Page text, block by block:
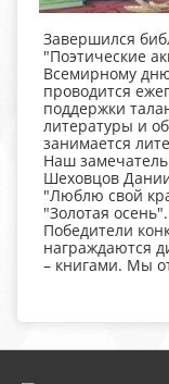
Завершился
"Поэтические
Всемирному
проводится
поддержки
литературы и
занимается
Наш
Шеховцов
"Люблю свой
"Золотая осень".
Победители
награждаются
– книгами. Мы